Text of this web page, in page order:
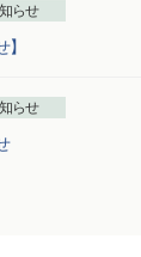
らせ
らせ